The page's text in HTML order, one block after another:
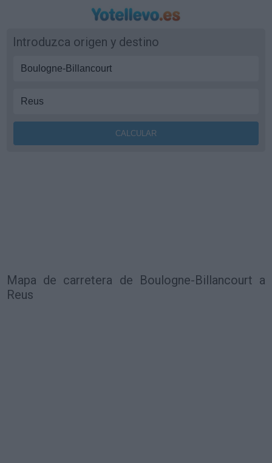
Introduzca origen y destino
Mapa de carretera de Boulogne-Billancourt a
Reus